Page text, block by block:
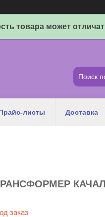
товара может
листы Доставка
заказ